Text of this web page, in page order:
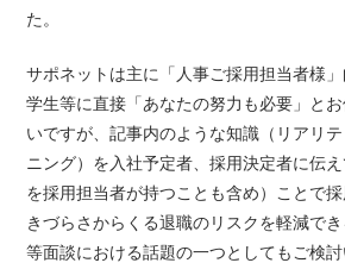
た。
サポネットは主に「人事ご採用担当者様
学生等に直接「あなたの努力も必要」と
いですが、記事内のような知識（リアリ
ニング）を入社予定者、採用決定者に伝
を採用担当者が持つことも含め）ことで
きづらさからくる退職のリスクを軽減で
等面談における話題の一つとしてもご検